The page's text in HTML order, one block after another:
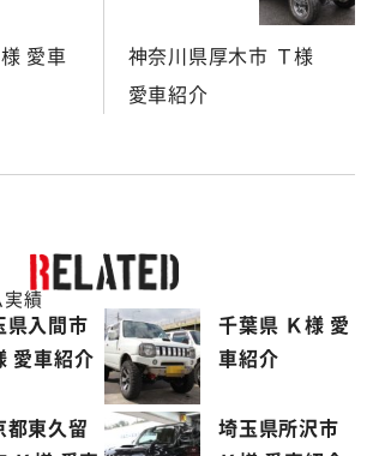
愛車
神奈川県厚木市 Ｔ様
愛車紹介
実績
県入間市
愛車紹介
千葉県 Ｋ様 愛
車紹介
都東久留
埼玉県所沢市